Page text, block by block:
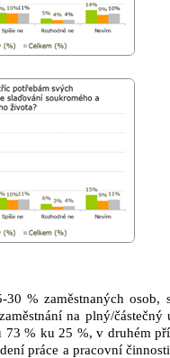
% zaměstnaných osob,
na plný/částečný
% ku 25 %, v druhém
práce a pracovní